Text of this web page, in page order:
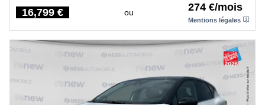
Price
16,799 € ou 274 €/mois
Mentions légales